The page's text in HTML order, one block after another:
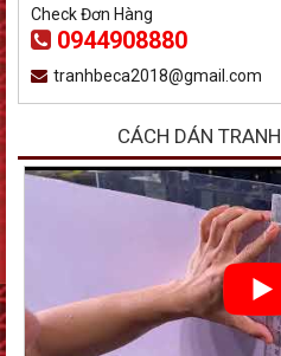
Check Đơn Hàng
0944908880
tranhbeca2018@gmail.com
CÁCH DÁN